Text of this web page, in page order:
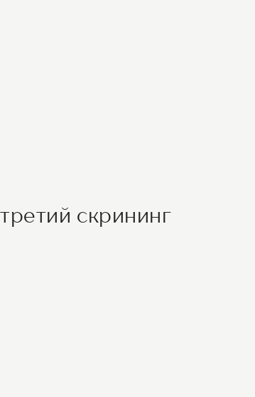
скрининг